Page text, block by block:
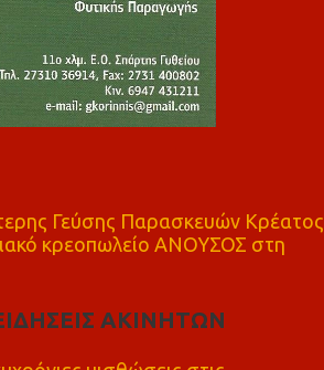
Γεύσης Παρασκευών Κρέατος
κρεοπωλείο ΑΝΟΥΣΟΣ στη
ΑΚΙΝΗΤΩΝ